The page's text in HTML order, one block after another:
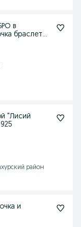
в
браслет
"Лисий
район
и